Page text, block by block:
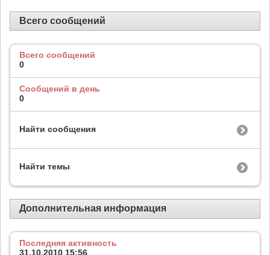
Всего сообщений
Всего сообщений
0
Сообщений в день
0
Найти сообщения
Найти темы
Дополнительная информация
Последняя активность
31.10.2010 15:56